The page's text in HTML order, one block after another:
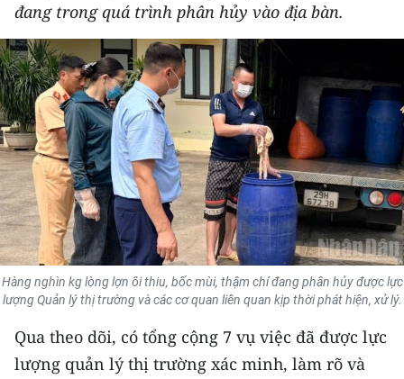
THẾ GIỚI
THỂ THAO
GIÁO DỤC
Y TẾ
KHOA HỌC - CÔNG NGHỆ
MÔI TRƯỜNG
BẠN ĐỌC
TRI THỨC CHUYÊN SÂU
đang trong quá trình phân hủy vào địa bàn.
Hàng nghìn kg lòng lợn ôi thiu, bốc mùi, thậm chí đang phân hủy được lực
lượng Quản lý thị trường và các cơ quan liên quan kịp thời phát hiện, xử lý.
Qua theo dõi, có tổng cộng 7 vụ việc đã được lực
lượng quản lý thị trường xác minh, làm rõ và